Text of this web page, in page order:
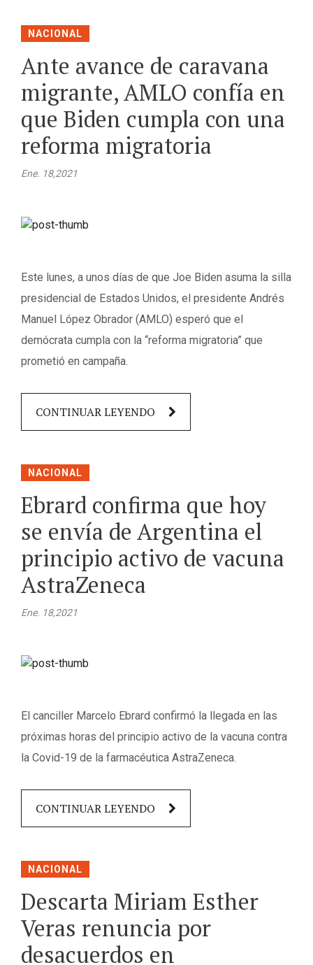
NACIONAL
Ante avance de caravana
migrante, AMLO confía en
que Biden cumpla con una
reforma migratoria
Ene. 18,2021
Este lunes, a unos días de que Joe Biden asuma la silla
presidencial de Estados Unidos, el presidente Andrés
Manuel López Obrador (AMLO) esperó que el
demócrata cumpla con la “reforma migratoria” que
prometió en campaña.
CONTINUAR LEYENDO
NACIONAL
Ebrard confirma que hoy
se envía de Argentina el
principio activo de vacuna
AstraZeneca
Ene. 18,2021
El canciller Marcelo Ebrard confirmó la llegada en las
próximas horas del principio activo de la vacuna contra
la Covid-19 de la farmacéutica AstraZeneca.
CONTINUAR LEYENDO
NACIONAL
Descarta Miriam Esther
Veras renuncia por
desacuerdos en